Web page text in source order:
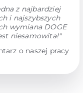
z najbardziej
i najszybszych
wymiana DOGE
niesamowita!"
o naszej pracy